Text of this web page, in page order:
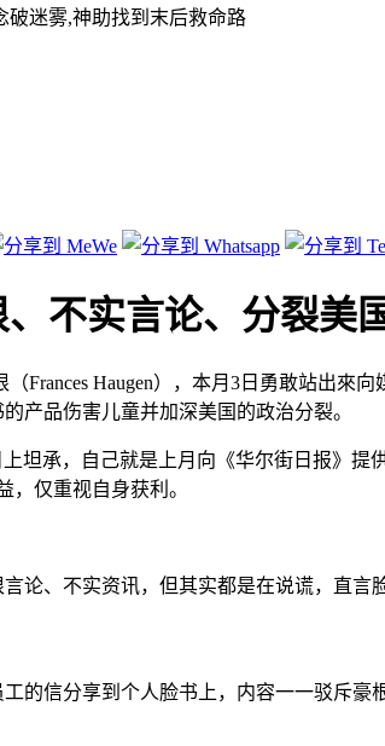
破迷雾,神助找到末后救命路
不实言论、分裂美
Frances Haugen），本月3日勇敢站出來
产品伤害儿童并加深美国的政治分裂。
承，自己就是上月向《华尔街日报》提
仅重视自身获利。
论、不实资讯，但其实都是在说谎，直言
的信分享到个人脸书上，内容一一驳斥豪